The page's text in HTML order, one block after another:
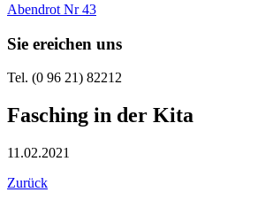
Abendrot Nr 43
Sie ereichen uns
Tel. (0 96 21) 82212
Fasching in der Kita
11.02.2021
Zurück